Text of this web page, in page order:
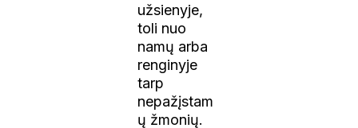
užsienyje,
toli nuo
namų arba
renginyje
tarp
nepažįstam
ų žmonių.